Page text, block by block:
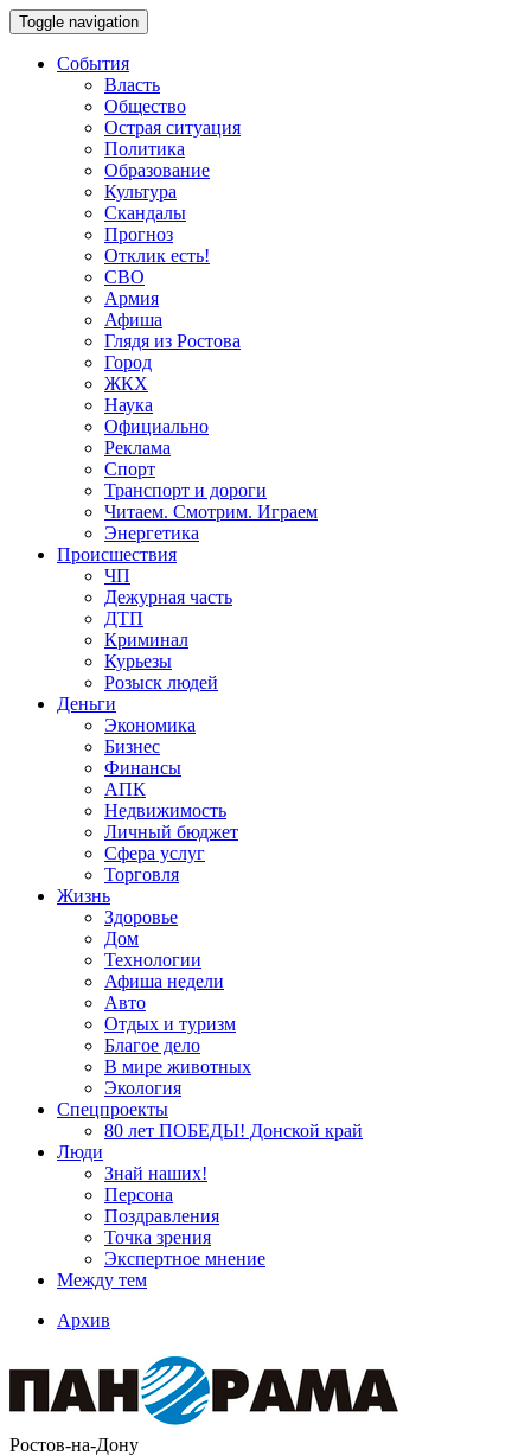
Toggle navigation
События
Власть
Общество
Острая ситуация
Политика
Образование
Культура
Скандалы
Прогноз
Отклик есть!
СВО
Армия
Афиша
Глядя из Ростова
Город
ЖКХ
Наука
Официально
Реклама
Спорт
Транспорт и дороги
Читаем. Смотрим. Играем
Энергетика
Происшествия
ЧП
Дежурная часть
ДТП
Криминал
Курьезы
Розыск людей
Деньги
Экономика
Бизнес
Финансы
АПК
Недвижимость
Личный бюджет
Сфера услуг
Торговля
Жизнь
Здоровье
Дом
Технологии
Афиша недели
Авто
Отдых и туризм
Благое дело
В мире животных
Экология
Спецпроекты
80 лет ПОБЕДЫ! Донской край
Люди
Знай наших!
Персона
Поздравления
Точка зрения
Экспертное мнение
Между тем
Архив
Ростов-на-Дону